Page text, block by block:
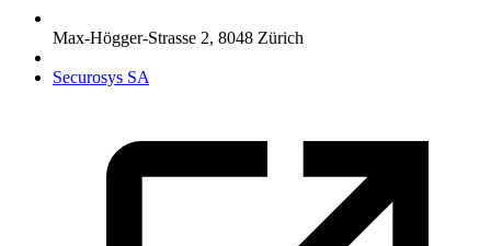
Max-Högger-Strasse 2, 8048 Zürich
Securosys SA